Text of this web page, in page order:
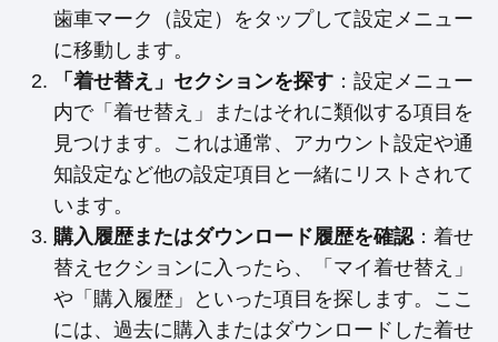
歯車マーク（設定）をタップして設定メニュー
に移動します。
「着せ替え」セクションを探す ：設定メニュー
内で「着せ替え」またはそれに類似する項目を
見つけます。これは通常、アカウント設定や通
知設定など他の設定項目と一緒にリストされて
います。
購入履歴またはダウンロード履歴を確認：着せ
替えセクションに入ったら、「マイ着せ替え」
や「購入履歴」といった項目を探します。ここ
には、過去に購入またはダウンロードした着せ